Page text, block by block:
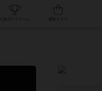
人気ボードゲーム